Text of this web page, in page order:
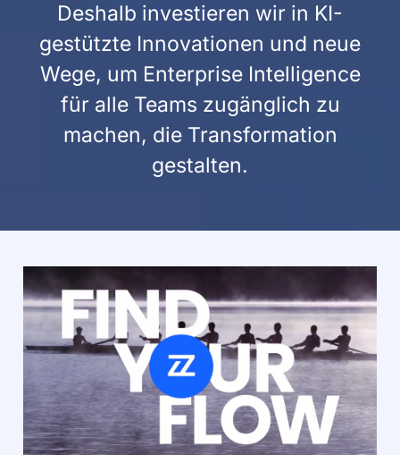
Deshalb investieren wir in KI-
gestützte Innovationen und neue
Wege, um Enterprise Intelligence
für alle Teams zugänglich zu
machen, die Transformation
gestalten.